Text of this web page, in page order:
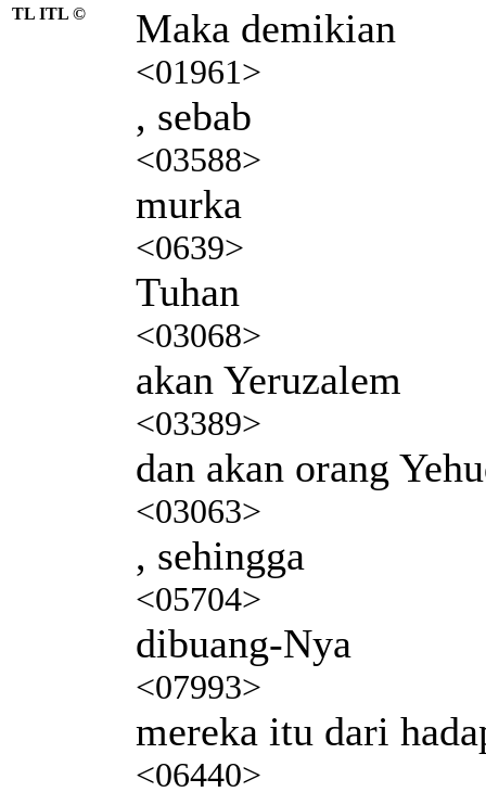
TL ITL © Maka demikian
<01961>
, sebab
<03588>
murka
<0639>
Tuhan
<03068>
akan Yeruzalem
<03389>
dan akan orang
<03063>
, sehingga
<05704>
dibuang-Nya
<07993>
mereka itu dari
<06440>